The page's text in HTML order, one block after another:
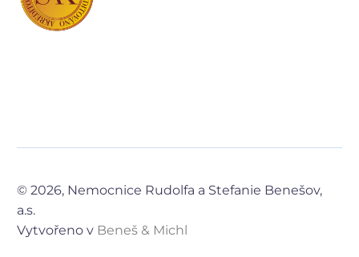
© 2026, Nemocnice Rudolfa a Stefanie Benešov,
a.s.
Vytvořeno v Beneš & Michl